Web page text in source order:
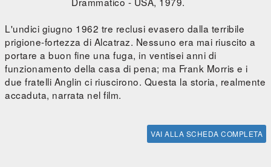
L'undici giugno 1962 tre reclusi evasero dalla terribile
prigione-fortezza di Alcatraz. Nessuno era mai riuscito a
portare a buon fine una fuga, in ventisei anni di
funzionamento della casa di pena; ma Frank Morris e i
due fratelli Anglin ci riuscirono. Questa la storia, realmente
accaduta, narrata nel film.
VAI ALLA SCHEDA COMPLETA